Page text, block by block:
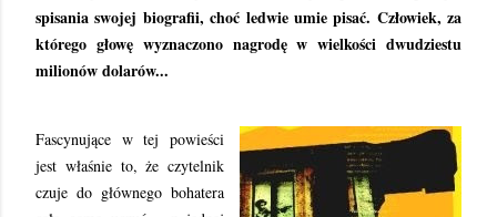
spisania swojej biografii, choć ledwie umie pisać. Człowiek, za
którego głowę wyznaczono nagrodę w wielkości dwudziestu
milionów dolarów...
Fascynujące w tej powieści
jest właśnie to, że czytelnik
czuje do głównego bohatera